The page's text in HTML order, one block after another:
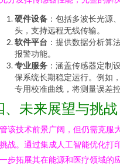
硬件设备 ：包括多波长光源
头，支持远程无线传输。
软件平台 ：提供数据分析算
报警功能。
专业服务 ：涵盖传感器定制
保系统长期稳定运行。例如
专用校准曲线，将测量误差
、未来展望与挑战
该技术前景广阔，但仍需克服
战。通过集成人工智能优化打
步拓展其在能源和医疗领域的